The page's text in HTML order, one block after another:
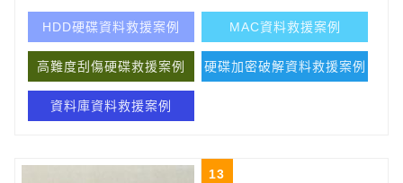
HDD硬碟資料救援案例 MAC資料救援案例
高難度刮傷硬碟救援案例 硬碟加密破解資料救援案例
資料庫資料救援案例
13